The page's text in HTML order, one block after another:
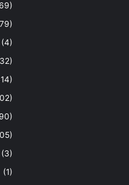
(4)
(3)
(1)